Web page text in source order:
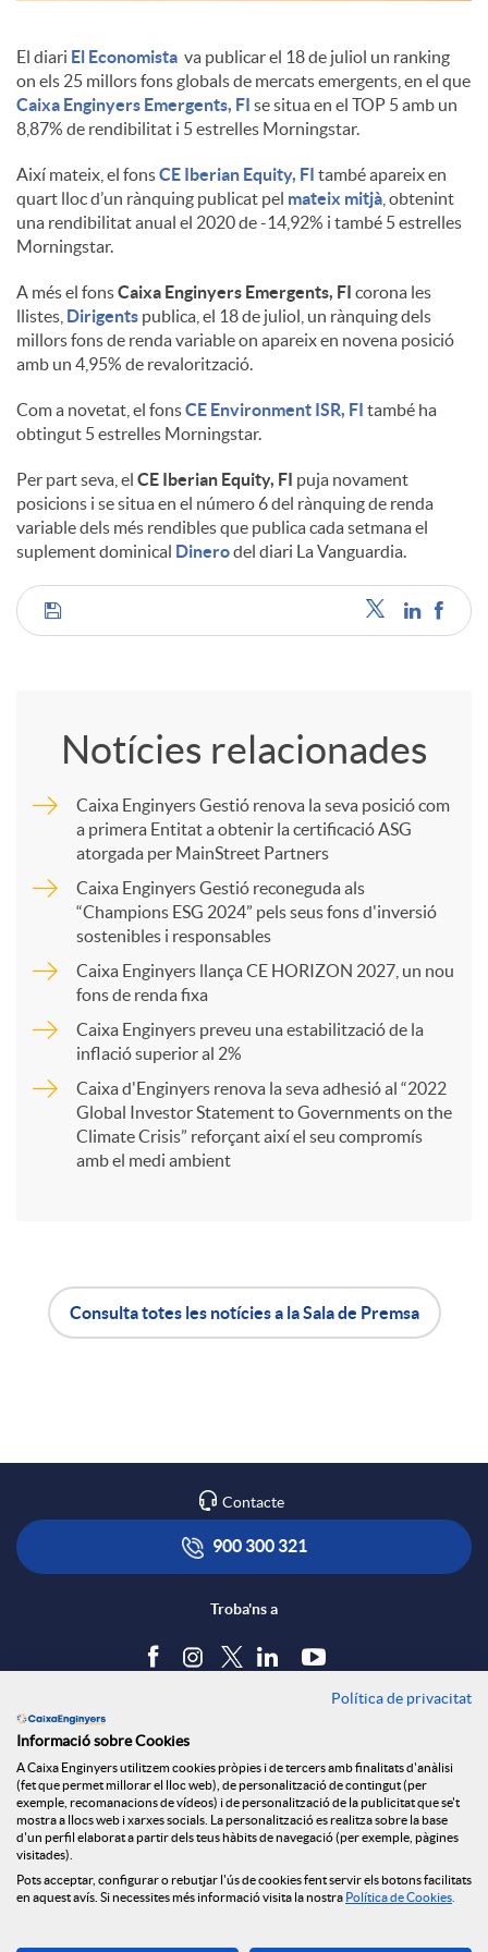
c
o
n
t
i
n
g
u
t
El diari El Economista va publicar el 18 de juliol un ranking
on els 25 millors fons globals de mercats emergents, en el que
Caixa Enginyers Emergents, FI se situa en el TOP 5 amb un
8,87% de rendibilitat i 5 estrelles Morningstar.
Així mateix, el fonsCE Iberian Equity, FI també apareix en
quart lloc d’un rànquing publicat pel mateix mitjà , obtenint
una rendibilitat anual el 2020 de -14,92% i també 5 estrelles
Morningstar.
A més el fonsCaixa Enginyers Emergents, FI corona les
llistes, Dirigents publica, el 18 de juliol, un rànquing dels
millors fons de renda variable on apareix en novena posició
amb un 4,95% de revalorització.
Com a novetat, el fonsCE Environment ISR, FI també ha
obtingut 5 estrelles Morningstar.
Per part seva, el CE Iberian Equity, FI puja novament
posicions i se situa en el número 6 del rànquing de renda
variable dels més rendibles que publica cada setmana el
suplement dominical Dinerodel diari La Vanguardia.
C
r
r
x
s
S
o
c
Notícies relacionades
Caixa Enginyers Gestió renova la seva posició com
a primera Entitat a obtenir la certificació ASG
atorgada per MainStreet Partners
Caixa Enginyers Gestió reconeguda als
“Champions ESG 2024” pels seus fons d'inversió
sostenibles i responsables
Caixa Enginyers llança CE HORIZON 2027, un nou
fons de renda fixa
Caixa Enginyers preveu una estabilització de la
inflació superior al 2%
Caixa d'Enginyers renova la seva adhesió al “2022
Global Investor Statement to Governments on the
Climate Crisis” reforçant així el seu compromís
amb el medi ambient
i
c
i
o
ó
a
l
a
Consulta totes les notícies a la Sala de Premsa
Contacte
900 300 321
Troba'ns a
Política de cookies
Avís legal
Seguretat Online
Canal denúncies
Política de privacitat
Informació sobre Cookies
A Caixa Enginyers utilitzem cookies pròpies i de tercers amb finalitats d'anàlisi
(fet que permet millorar el lloc web), de personalització de contingut (per
exemple, recomanacions de vídeos) i de personalització de la publicitat que se't
mostra a llocs web i xarxes socials. La personalització es realitza sobre la base
d'un perfil elaborat a partir dels teus hàbits de navegació (per exemple, pàgines
visitades).
Pots acceptar, configurar o rebutjar l'ús de cookies fent servir els botons facilitats
en aquest avís. Si necessites més informació visita la nostra Política de Cookies